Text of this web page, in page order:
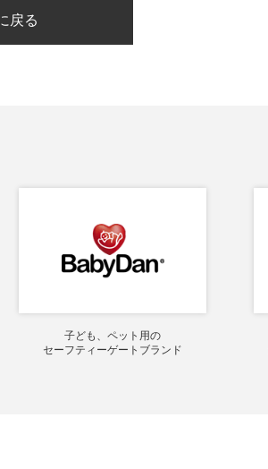
戻る
子ども、ペット用の
セーフティーゲートブランド